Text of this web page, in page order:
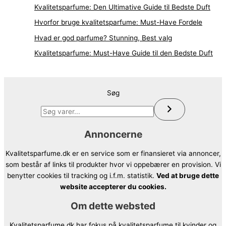
Kvalitetsparfume: Den Ultimative Guide til Bedste Duft
Hvorfor bruge kvalitetsparfume: Must-Have Fordele
Hvad er god parfume? Stunning, Best valg
Kvalitetsparfume: Must-Have Guide til den Bedste Duft
Søg
Annoncerne
Kvalitetsparfume.dk er en service som er finansieret via annoncer,
som består af links til produkter hvor vi oppebærer en provision. Vi
benytter cookies til tracking og i.f.m. statistik. Ved at bruge dette
website accepterer du cookies.
Om dette websted